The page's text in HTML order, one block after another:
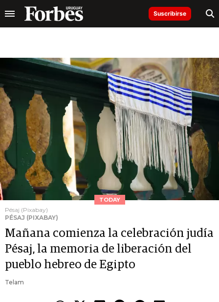
Suscribirse
TODAY
Pésaj (Pixabay)
PÉSAJ (PIXABAY)
Mañana comienza la celebración judía
Pésaj, la memoria de liberación del
pueblo hebreo de Egipto
Telam